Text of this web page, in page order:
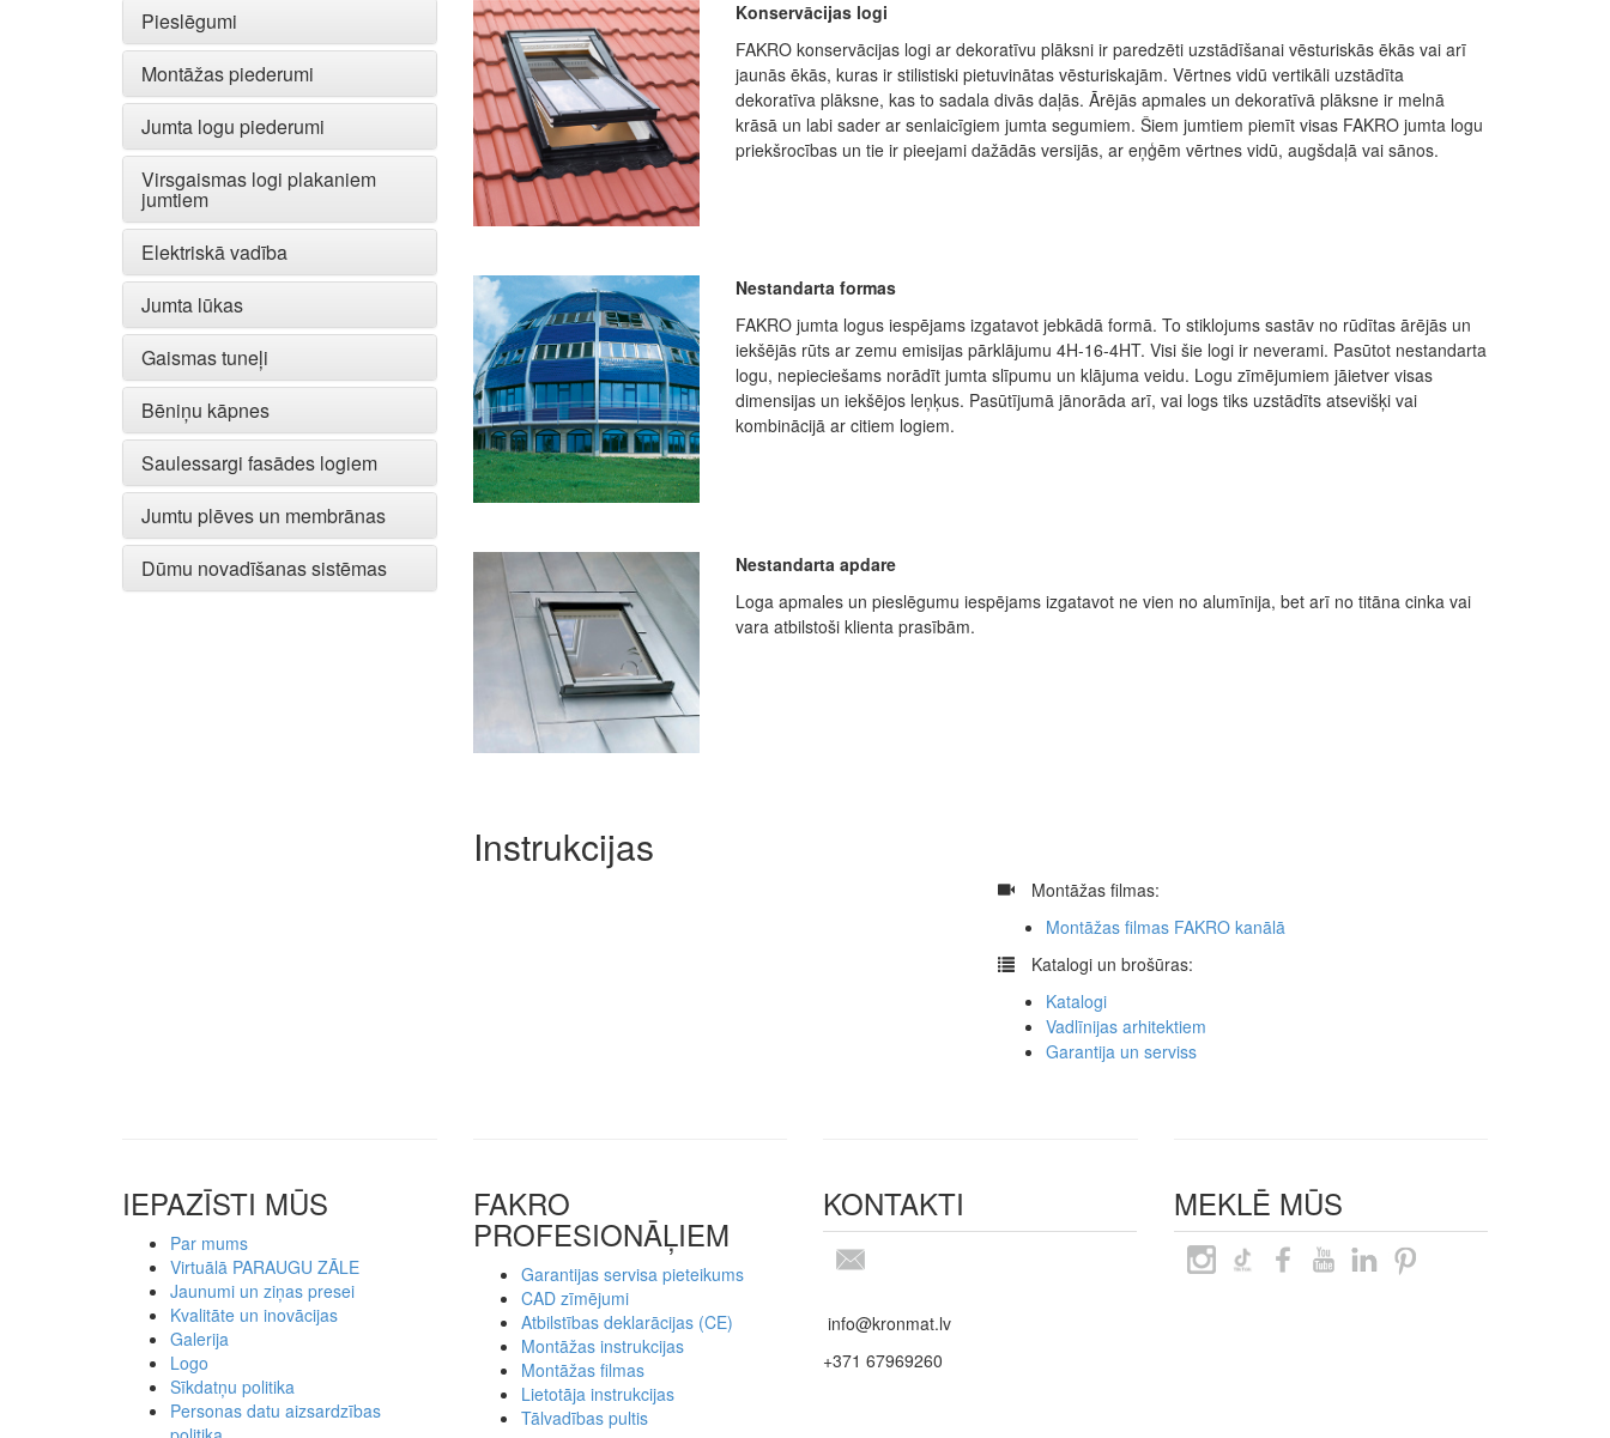
Pieslēgumi
Montāžas piederumi
Jumta logu piederumi
Virsgaismas logi plakaniem
jumtiem
Elektriskā vadība
Jumta lūkas
Gaismas tuneļi
Bēniņu kāpnes
Saulessargi fasādes logiem
Jumtu plēves un membrānas
Dūmu novadīšanas sistēmas
Konservācijas logi
FAKRO konservācijas logi ar dekoratīvu plāksni ir paredzēti uzstādīšanai vēsturiskās ēkās vai arī
jaunās ēkās, kuras ir stilistiski pietuvinātas vēsturiskajām. Vērtnes vidū vertikāli uzstādīta
dekoratīva plāksne, kas to sadala divās daļās. Ārējās apmales un dekoratīvā plāksne ir melnā
krāsā un labi sader ar senlaicīgiem jumta segumiem. Šiem jumtiem piemīt visas FAKRO jumta logu
priekšrocības un tie ir pieejami dažādās versijās, ar eņģēm vērtnes vidū, augšdaļā vai sānos.
Nestandarta formas
FAKRO jumta logus iespējams izgatavot jebkādā formā. To stiklojums sastāv no rūdītas ārējās un
iekšējās rūts ar zemu emisijas pārklājumu 4H-16-4HT. Visi šie logi ir neverami. Pasūtot nestandarta
logu, nepieciešams norādīt jumta slīpumu un klājuma veidu. Logu zīmējumiem jāietver visas
dimensijas un iekšējos leņķus. Pasūtījumā jānorāda arī, vai logs tiks uzstādīts atsevišķi vai
kombinācijā ar citiem logiem.
Nestandarta apdare
Loga apmales un pieslēgumu iespējams izgatavot ne vien no alumīnija, bet arī no titāna cinka vai
vara atbilstoši klienta prasībām.
Instrukcijas
Montāžas filmas:
Montāžas filmas FAKRO kanālā
Katalogi un brošūras:
Katalogi
Vadlīnijas arhitektiem
Garantija un serviss
IEPAZĪSTI MŪS
Par mums
Virtuālā PARAUGU ZĀLE
Jaunumi un ziņas presei
Kvalitāte un inovācijas
Galerija
Logo
Sīkdatņu politika
Personas datu aizsardzības
FAKRO
PROFESIONĀĻIEM
Garantijas servisa pieteikums
CAD zīmējumi
Atbilstības deklarācijas (CE)
Montāžas instrukcijas
Montāžas filmas
Lietotāja instrukcijas
Tālvadības pultis
KONTAKTI
info@kronmat.lv
+371 67969260
MEKLĒ MŪS